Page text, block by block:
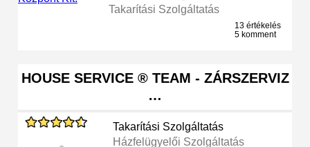
Takarítási Szolgáltatás
13 értékelés
5 komment
HOUSE SERVICE ® TEAM - ZÁRSZERVIZ
…
Takarítási Szolgáltatás
Házfelügyelői Szolgáltatás